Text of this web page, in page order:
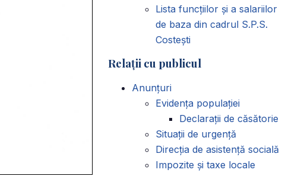
Lista funcțiilor și a salariilor
de baza din cadrul S.P.S.
Costești
Relații cu publicul
Anunțuri
Evidența populației
Declarații de căsătorie
Situații de urgență
Direcția de asistență socială
Impozite și taxe locale